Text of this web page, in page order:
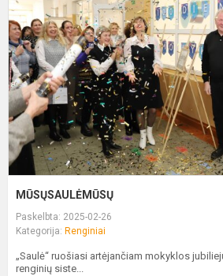
MŪSŲSAULĖMŪSŲ
Paskelbta: 2025-02-26
Kategorija: Renginiai
„Saulė“ ruošiasi artėjančiam mokyklos
renginių siste...